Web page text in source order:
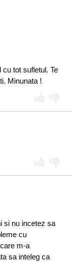
tot sufletul. Te
Minunata !
si nu incetez sa
cu
m-a
sa inteleg ca